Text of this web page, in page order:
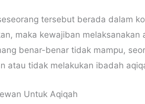
tersebut berada dalam
maka kewajiban melaksanakan
benar-benar tidak mampu,
atau tidak melakukan ibadah
Untuk Aqiqah